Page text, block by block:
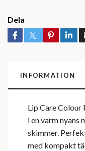
Dela
INFORMATION
Lip Care
i en varm nyans
skimmer.
med kompakt